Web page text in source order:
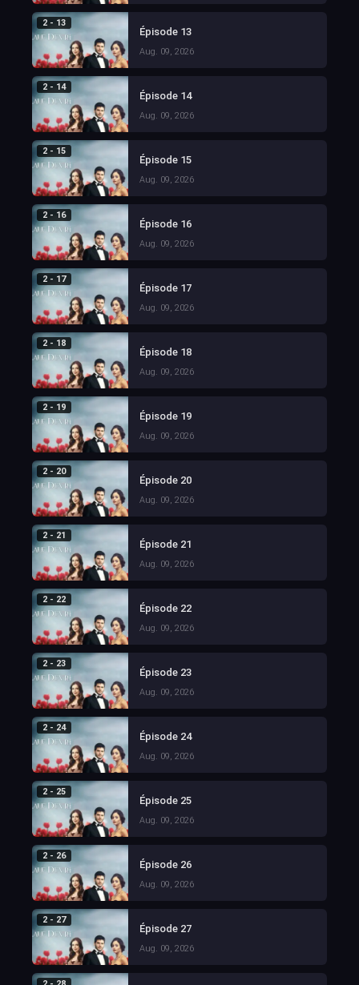
2 - 13
Épisode 13
Aug. 09, 2026
2 - 14
Épisode 14
Aug. 09, 2026
2 - 15
Épisode 15
Aug. 09, 2026
2 - 16
Épisode 16
Aug. 09, 2026
2 - 17
Épisode 17
Aug. 09, 2026
2 - 18
Épisode 18
Aug. 09, 2026
2 - 19
Épisode 19
Aug. 09, 2026
2 - 20
Épisode 20
Aug. 09, 2026
2 - 21
Épisode 21
Aug. 09, 2026
2 - 22
Épisode 22
Aug. 09, 2026
2 - 23
Épisode 23
Aug. 09, 2026
2 - 24
Épisode 24
Aug. 09, 2026
2 - 25
Épisode 25
Aug. 09, 2026
2 - 26
Épisode 26
Aug. 09, 2026
2 - 27
Épisode 27
Aug. 09, 2026